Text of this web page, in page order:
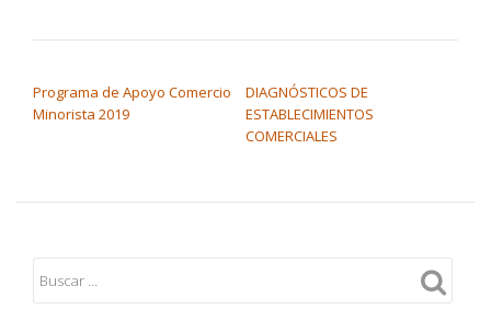
Programa de Apoyo Comercio
Minorista 2019
DIAGNÓSTICOS DE
ESTABLECIMIENTOS
COMERCIALES